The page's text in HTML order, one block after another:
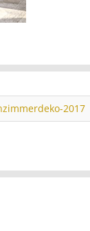
2017